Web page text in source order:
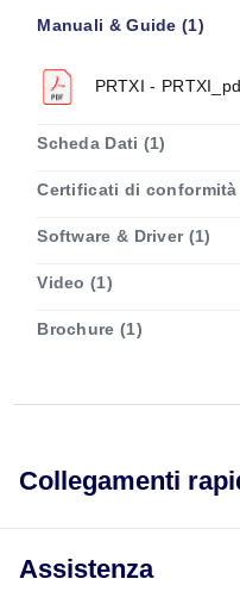
Manuali & Guide (1)
PRTXI -
Scheda Dati (1)
Certificati di conformità
Software & Driver (1)
Video (1)
Brochure (1)
Collegamenti
Assistenza